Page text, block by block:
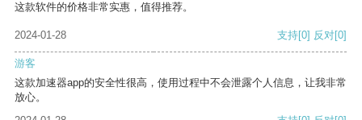
这款软件的价格非常实惠，值得推荐。
2024-01-28 支持[0] 反对[0]
游客
这款加速器app的安全性很高，使用过程中不会泄露个人信息，让我非常
放心。